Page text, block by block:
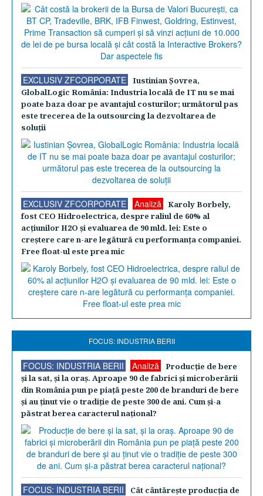
EXCLUSIV ZFCORPORATE
Iustinian Şovrea,
GlobalLogic România: Industria locală de IT nu se mai
poate baza doar pe avantajul costurilor; următorul pas
este trecerea de la outsourcing la dezvoltarea de
soluţii
EXCLUSIV ZFCORPORATE Analiză
Karoly Borbely,
fost CEO Hidroelectrica, despre raliul de 60% al
acţiunilor H2O şi evaluarea de 90 mld. lei: Este o
creştere care n-are legătură cu performanţa companiei.
Free float-ul este prea mic
FOCUS: INDUSTRIA BERII
FOCUS: INDUSTRIA BERII Analiză
Producţie de bere
şi la sat, şi la oraş. Aproape 90 de fabrici şi microberării
din România pun pe piaţă peste 200 de branduri de bere
şi au ţinut vie o tradiţie de peste 300 de ani. Cum şi-a
păstrat berea caracterul naţional?
FOCUS: INDUSTRIA BERII
Cât cântăreşte producţia de